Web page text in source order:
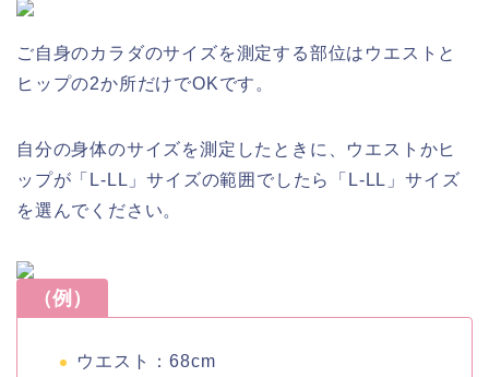
ご自身のカラダのサイズを測定する部位はウエストと
ヒップの2か所だけでOKです。
自分の身体のサイズを測定したときに、ウエストかヒ
ップが「L-LL」サイズの範囲でしたら「L-LL」サイズ
を選んでください。
（例）
ウエスト：68cm